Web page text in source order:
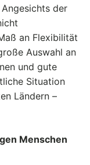
der
an Flexibilität
Auswahl an
und gute
Situation
Ländern –
Menschen